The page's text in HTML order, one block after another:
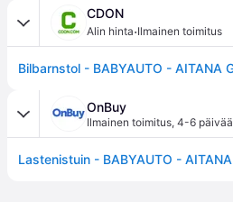
CDON
Alin hinta·Ilmainen toimitus
OnBuy
Ilmainen toimitus, 4-6 päivää